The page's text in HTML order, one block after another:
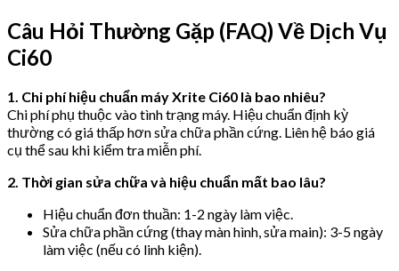
Câu Hỏi Thường Gặp (FAQ) Về Dịch Vụ
Ci60
1. Chi phí hiệu chuẩn máy Xrite Ci60 là bao nhiêu?
Chi phí phụ thuộc vào tình trạng máy. Hiệu chuẩn định kỳ
thường có giá thấp hơn sửa chữa phần cứng. Liên hệ báo giá
cụ thể sau khi kiểm tra miễn phí.
2. Thời gian sửa chữa và hiệu chuẩn mất bao lâu?
Hiệu chuẩn đơn thuần: 1-2 ngày làm việc.
Sửa chữa phần cứng (thay màn hình, sửa main): 3-5 ngày
làm việc (nếu có linh kiện).